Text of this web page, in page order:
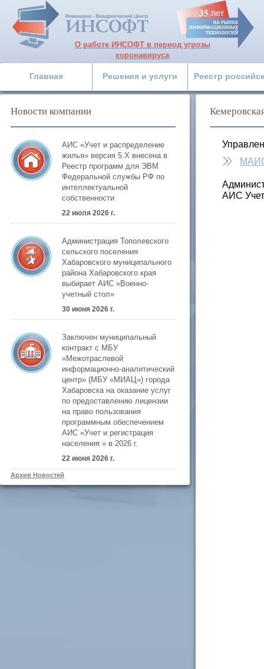
О работе ИНСОФТ в период угрозы
коронавируса
Главная Решения и услуги Реестр
Новости компании
АИС «Учет и распределение
жилья» версия 5.Х внесена в
Реестр программ для ЭВМ
Федеральной службы РФ по
интеллектуальной
собственности
22 июля 2026 г.
Администрация Тополевского
сельского поселения
Хабаровского муниципального
района Хабаровского края
выбирает АИС «Военно-
учетный стол»
30 июня 2026 г.
Заключен муниципальный
контракт с МБУ
«Межотраслевой
информационно-аналитический
центр» (МБУ «МИАЦ») города
Хабаровска на оказание услуг
по предоставлению лицензии
на право пользования
программным обеспечением
АИС «Учет и регистрация
населения » в 2026 г.
22 июня 2026 г.
Архив Новостей
АИС